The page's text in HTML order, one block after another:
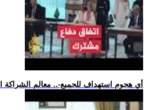
.. -أي هجوم استهداف للجميع-.. معالم الشراكة